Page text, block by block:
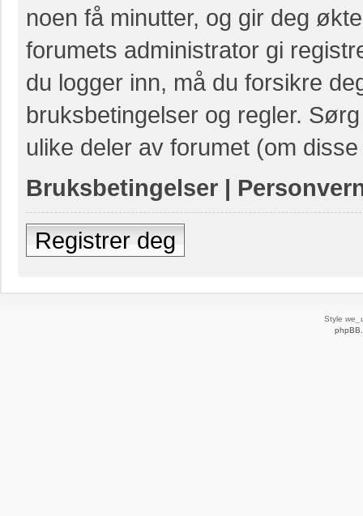
noen få minutter, og gir deg
forumets administrator gi
du logger inn, må du forsikre
bruksbetingelser og regler.
ulike deler av forumet (om
Bruksbetingelser |
Registrer deg
Style